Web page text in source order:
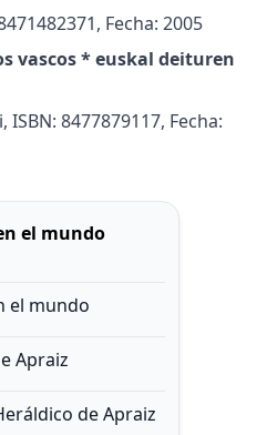
Fecha: 2005
vascos * euskal deituren
8477879117, Fecha:
el mundo
el mundo
Apraiz
de Apraiz